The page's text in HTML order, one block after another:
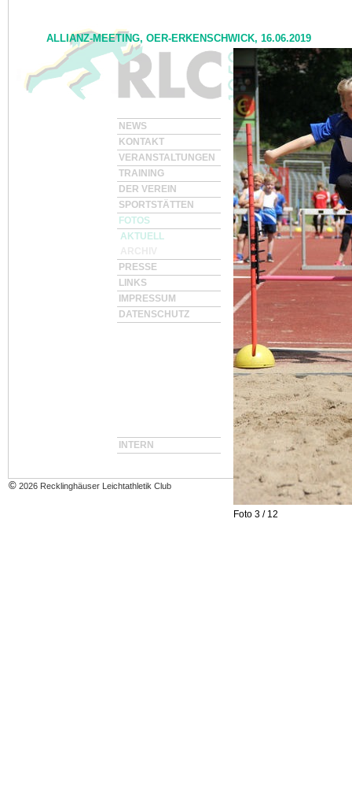
NEWS
KONTAKT
VERANSTALTUNGEN
TRAINING
DER VEREIN
SPORTSTÄTTEN
FOTOS
AKTUELL
PRESSE
LINKS
IMPRESSUM
DATENSCHUTZ
INTERN
I< zurück
© 2026 Recklinghäuser Leichtathletik Club
ALLIANZ-MEETING, OER-ERKENSCHWICK, 16.06.2019
Foto 3 / 12